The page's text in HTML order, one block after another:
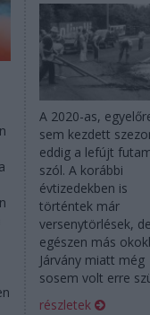
A 2020-as,
sem kezdett
eddig a lefújt
szól. A korábbi
évtizedekben is
történtek már
versenytörlések, de
egészen más
Járvány miatt még
sosem volt erre
részletek